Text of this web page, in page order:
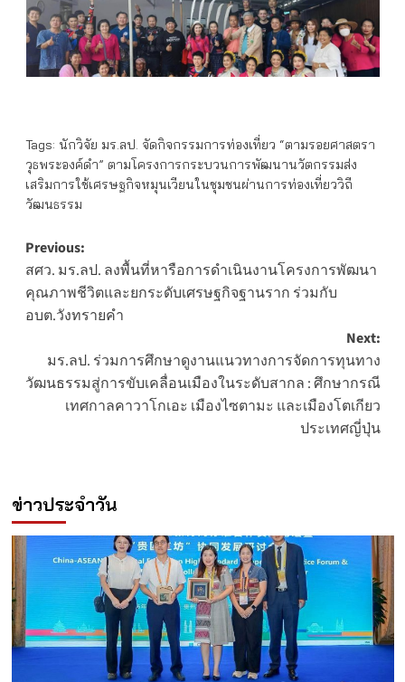
Tags: นักวิจัย มร.ลป. จัดกิจกรรมการท่องเที่ยว “ตามรอยศาสตรา
วุธพระองค์ดำ” ตามโครงการกระบวนการพัฒนานวัตกรรมส่ง
เสริมการใช้เศรษฐกิจหมุนเวียนในชุมชนผ่านการท่องเที่ยววิถี
วัฒนธรรม
Post
navigation
Previous:
สศว. มร.ลป. ลงพื้นที่หารือการดำเนินงานโครงการพัฒนา
คุณภาพชีวิตและยกระดับเศรษฐกิจฐานราก ร่วมกับ
อบต.วังทรายคำ
Next:
มร.ลป. ร่วมการศึกษาดูงานแนวทางการจัดการทุนทาง
วัฒนธรรมสู่การขับเคลื่อนเมืองในระดับสากล : ศึกษากรณี
เทศกาลคาวาโกเอะ เมืองไซตามะ และเมืองโตเกียว
ประเทศญี่ปุ่น
ข่าวประจำวัน